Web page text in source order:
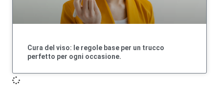
Cura del viso: le regole base per un trucco
perfetto per ogni occasione.